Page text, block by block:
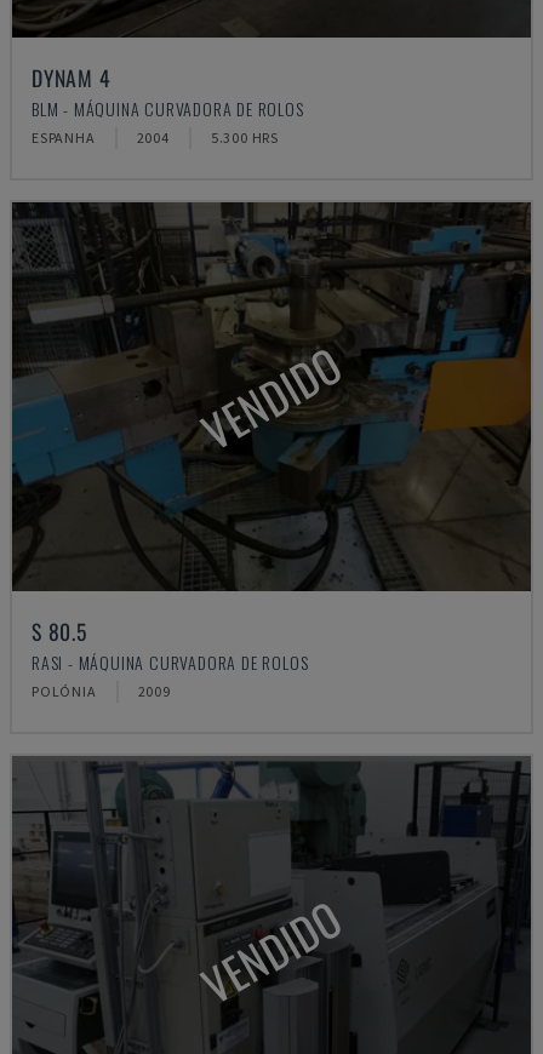
DYNAM 4
BLM - MÁQUINA CURVADORA DE ROLOS
ESPANHA 2004 5.300 HRS
VENDIDO
S 80.5
RASI - MÁQUINA CURVADORA DE ROLOS
POLÓNIA 2009
VENDIDO